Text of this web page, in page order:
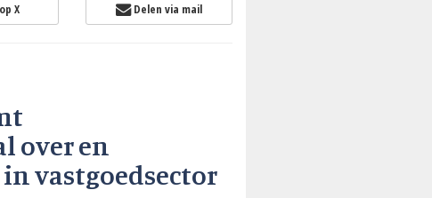
X Delen via mail
over en
vastgoedsector